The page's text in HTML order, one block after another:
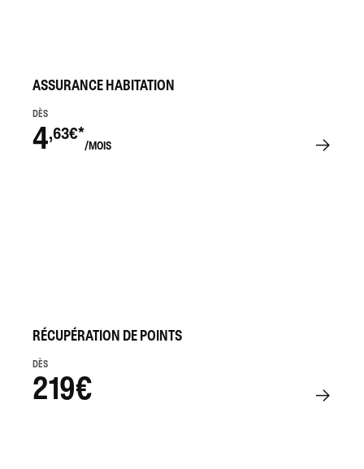
ASSURANCE HABITATION
DÈS
4,63€*
/MOIS
RÉCUPÉRATION DE POINTS
DÈS
219€